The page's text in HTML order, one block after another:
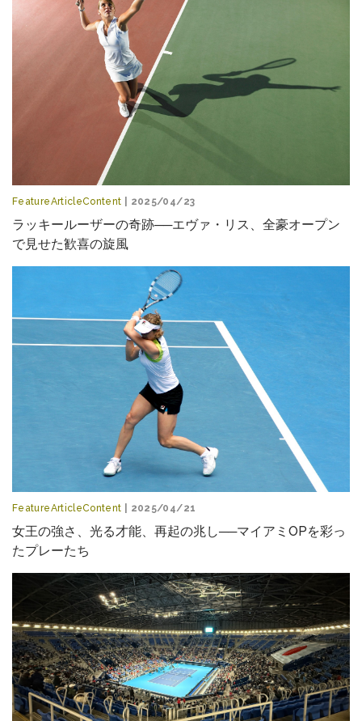
FeatureArticleContent | 2025/04/23
ラッキールーザーの奇跡──エヴァ・リス、全豪オープン
で見せた歓喜の旋風
FeatureArticleContent | 2025/04/21
女王の強さ、光る才能、再起の兆し──マイアミOPを彩っ
たプレーたち